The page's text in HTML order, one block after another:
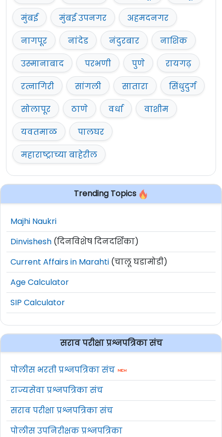
मुंबई
मुंबई उपनगर
अहमदनगर
नागपूर
नांदेड नंदुरबार
नाशिक
उस्मानाबाद
परभणी पुणे
रायगढ़
रत्नागिरी
सांगली सातारा
सिंधुदुर्ग
सोलापूर
ठाणे वर्धा
वाशीम
यवतमाळ
पालघर
महाराष्ट्राच्या बाहेरील
Trending Topics
Majhi Naukri
Dinvishesh (दिनविशेष दिनदर्शिका)
Current Affairs in Marahti (चालू घडामोडी)
Age Calculator
SIP Calculator
सराव परीक्षा प्रश्नपत्रिका संच
पोलीस भरती प्रश्नपत्रिका संच
राज्यसेवा प्रश्नपत्रिका संच
सराव परीक्षा प्रश्नपत्रिका संच
पोलीस उपनिरीक्षक प्रश्नपत्रिका